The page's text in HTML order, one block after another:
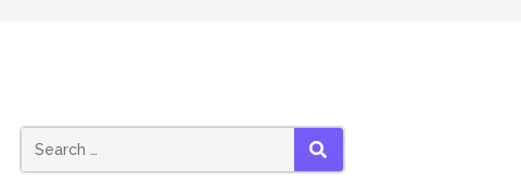
Search SEARCH